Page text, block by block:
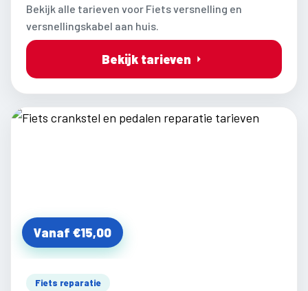
Bekijk alle tarieven voor Fiets versnelling en
versnellingskabel aan huis.
Bekijk tarieven
Vanaf €15,00
Fiets reparatie